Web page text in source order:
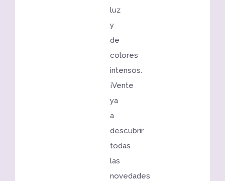
luz
y
de
colores
intensos.
¡Vente
ya
a
descubrir
todas
las
novedades